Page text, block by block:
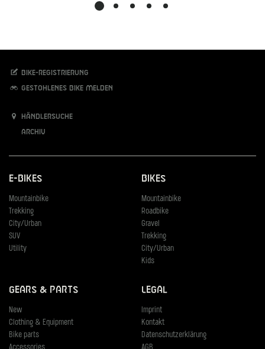
Bike-Registrierung
Gestohlenes Bike melden
Händlersuche
Archiv
E-Bikes
Mountainbike
Trekking
City/Urban
SUV
Utility
Bikes
Mountainbike
Roadbike
Gravel
Trekking
City/Urban
Kids
Gears & Parts
New
Clothing & Equipment
Bike parts
Legal
Imprint
Kontakt
Datenschutzerklärung